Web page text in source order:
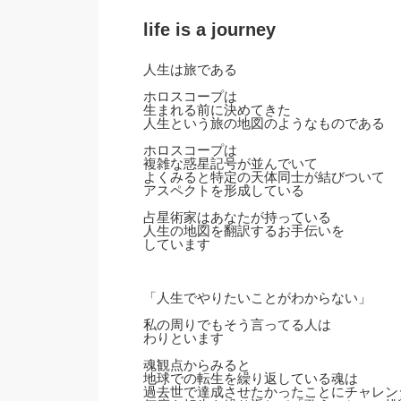
life is a journey
人生は旅である
ホロスコープは
生まれる前に決めてきた
人生という旅の地図のようなものである
ホロスコープは
複雑な惑星記号が並んでいて
よくみると特定の天体同士が結びついて
アスペクトを形成している
占星術家はあなたが持っている
人生の地図を翻訳するお手伝いを
しています
「人生でやりたいことがわからない」
私の周りでもそう言ってる人は
わりといます
魂観点からみると
地球での転生を繰り返している魂は
過去世で達成させたかったことにチャレ